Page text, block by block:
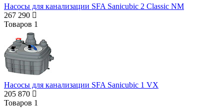
Насосы для канализации SFA Sanicubic 2 Classic NM
267 290
Товаров 1
Насосы для канализации SFA Sanicubic 1 VX
205 870
Товаров 1